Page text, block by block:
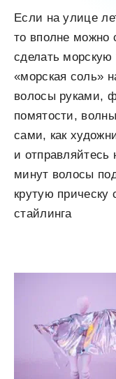
Если на улице
то вполне можно
сделать морскую
«морская соль»
волосы руками,
помятости,
сами, как
и отправляйтесь
минут волосы
крутую
стайлинга